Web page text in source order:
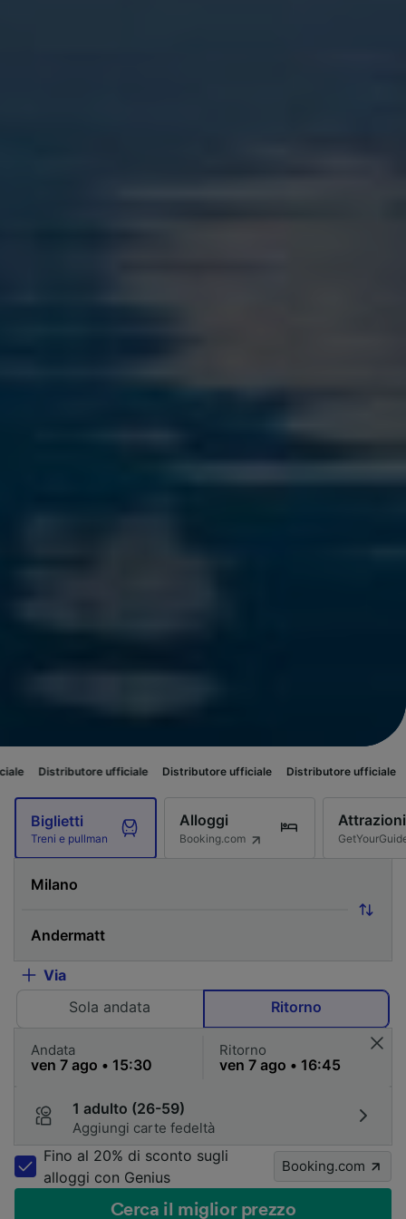
ufficiale Distributore ufficiale Distributore ufficiale Distributore
Biglietti
Treni e pullman
Alloggi
Booking.com
Attrazioni
Via
Sola andata
Ritorno
Andata Ritorno
1 adulto (26-59)
Aggiungi carte fedeltà
Fino al 20% di sconto sugli
alloggi con Genius
Booking.com
Cerca il miglior prezzo